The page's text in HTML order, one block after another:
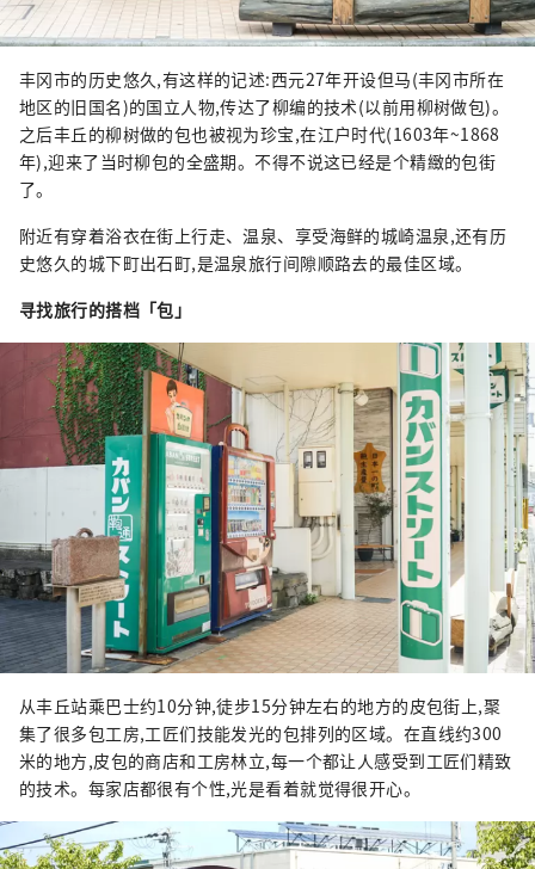
丰冈市的历史悠久,有这样的记述:西元27年开设但马(丰冈市所在
地区的旧国名)的国立人物,传达了柳编的技术(以前用柳树做包)。
之后丰丘的柳树做的包也被视为珍宝,在江户时代(1603年~1868
年),迎来了当时柳包的全盛期。不得不说这已经是个精緻的包街
了。
附近有穿着浴衣在街上行走、温泉、享受海鲜的城崎温泉,还有历
史悠久的城下町出石町,是温泉旅行间隙顺路去的最佳区域。
寻找旅行的搭档「包」
从丰丘站乘巴士约10分钟,徒步15分钟左右的地方的皮包街上,聚
集了很多包工房,工匠们技能发光的包排列的区域。在直线约300
米的地方,皮包的商店和工房林立,每一个都让人感受到工匠们精致
的技术。每家店都很有个性,光是看着就觉得很开心。